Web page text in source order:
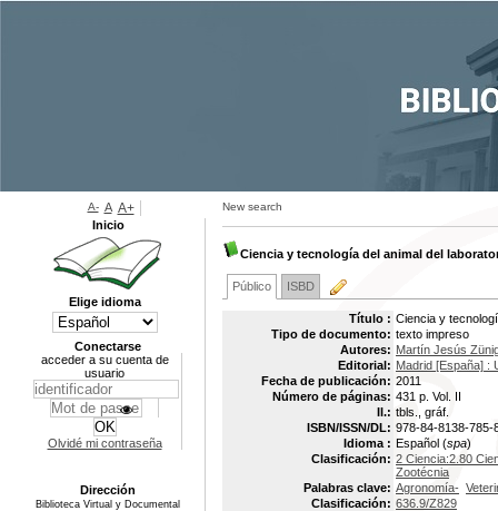
New search
Ciencia y tecnología del animal del
Público ISBD
Título : Ciencia y
Tipo de documento: texto impreso
Autores: Martín Jesús
Editorial: Madrid [España] :
Fecha de publicación: 2011
Número de páginas: 431 p. Vol. II
Il.: tbls., gráf.
ISBN/ISSN/DL: 978-84-8138-785-
Idioma : Español (spa)
Clasificación: 2 Ciencia:2.80
Zootécnia
Palabras clave: Agronomía-
Clasificación: 636.9/Z829
A- A A+
Inicio
Elige idioma
Conectarse
acceder a su cuenta de
usuario
Olvidé mi contraseña
Dirección
Biblioteca Virtual y Documental